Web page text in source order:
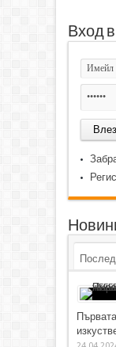
Вход